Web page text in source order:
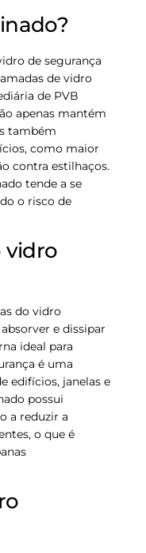
de segurança
de vidro
de PVB
apenas mantém
também
como maior
contra estilhaços.
tende a se
o risco de
vidro
do vidro
e dissipar
ideal para
é uma
edifícios, janelas e
possui
a reduzir a
o que é